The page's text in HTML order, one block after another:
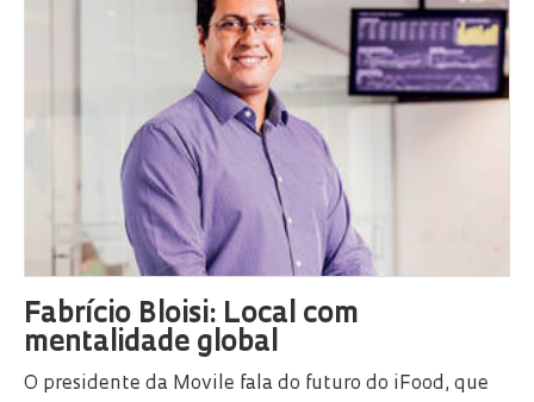
Fabrício Bloisi: Local com
mentalidade global
O presidente da Movile fala do futuro do iFood, que